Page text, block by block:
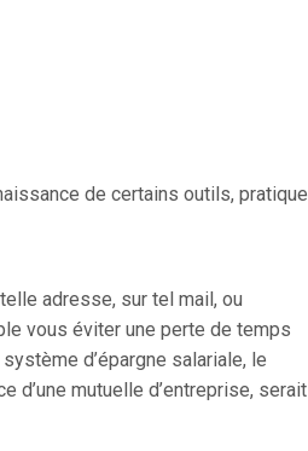
de certains outils, pratique
adresse, sur tel mail, ou
vous éviter une perte de temps
d’épargne salariale, le
d’une mutuelle d’entreprise, serait